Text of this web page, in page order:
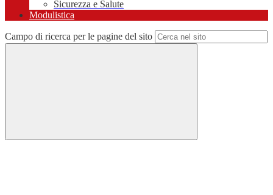
Sicurezza e Salute
Modulistica
Campo di ricerca per le pagine del sito